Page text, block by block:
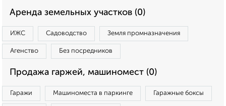
Аренда земельных участков (0)
ИЖС Садоводство Земля промназначения
Агенство Без посредников
Продажа гаржей, машиномест (0)
Гаражи Машиноместа в паркинге Гаражные боксы